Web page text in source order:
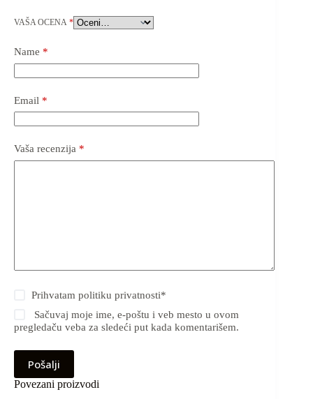
VAŠA OCENA *
Name *
Email *
Vaša recenzija *
Prihvatampolitiku privatnosti*
Sačuvaj moje ime, e-poštu i veb mesto u ovom
pregledaču veba za sledeći put kada komentarišem.
Pošalji
Povezani proizvodi